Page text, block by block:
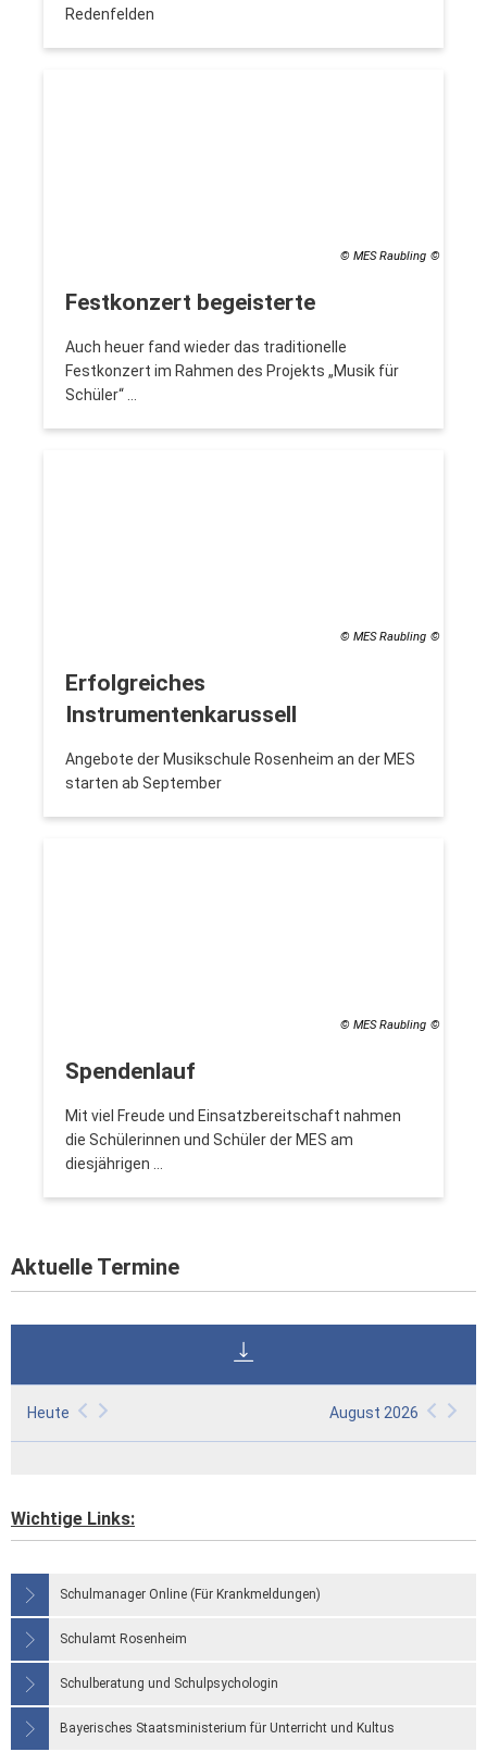
Redenfelden
© MES Raubling
Festkonzert begeisterte
Auch heuer fand wieder das traditionelle
Festkonzert im Rahmen des Projekts „Musik für
Schüler“ …
© MES Raubling
Erfolgreiches
Instrumentenkarussell
Angebote der Musikschule Rosenheim an der MES
starten ab September
© MES Raubling
Spendenlauf
Mit viel Freude und Einsatzbereitschaft nahmen
die Schülerinnen und Schüler der MES am
diesjährigen …
Aktuelle Termine
Heute August 2026
Wichtige Links:
Schulmanager Online (Für Krankmeldungen)
Schulamt Rosenheim
Schulberatung und Schulpsychologin
Bayerisches Staatsministerium für Unterricht und Kultus